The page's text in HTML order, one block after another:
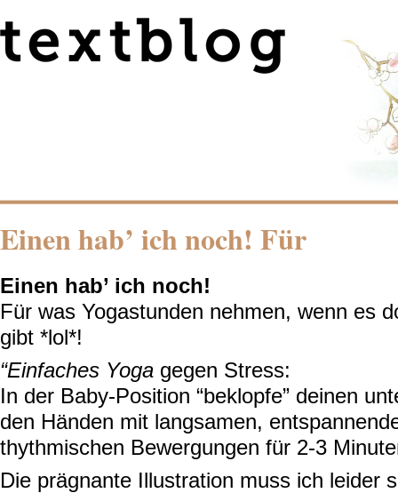
Einen hab’ ich noch! Für
Einen hab’ ich noch!
Für was Yogastunden nehmen, wenn es
gibt *lol*!
“Einfaches Yoga gegen Stress:
In der Baby-Position “beklopfe” deinen
den Händen mit langsamen,
thythmischen Bewergungen für 2-3
Die prägnante Illustration muss ich leider